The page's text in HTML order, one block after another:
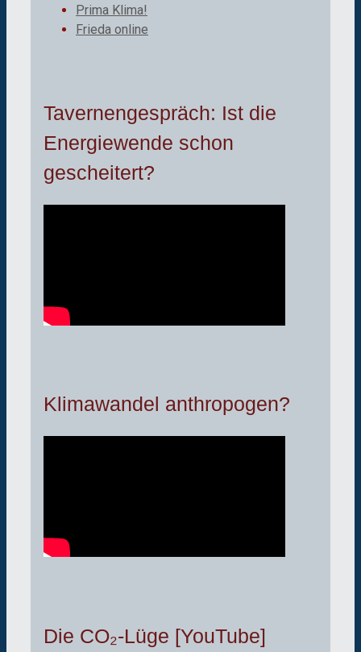
Prima Klima!
Frieda online
Tavernengespräch: Ist die
Energiewende schon
gescheitert?
Klimawandel anthropogen?
Die CO₂-Lüge [YouTube]